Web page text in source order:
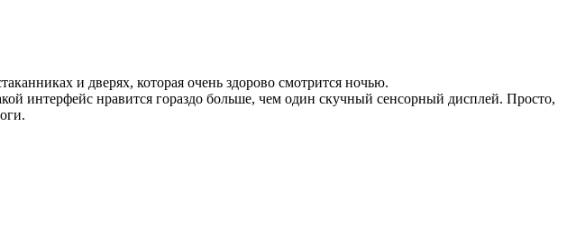
и дверях, которая очень здорово смотрится ночью.
интерфейс нравится гораздо больше, чем один скучный сенсорный дисплей. Просто,